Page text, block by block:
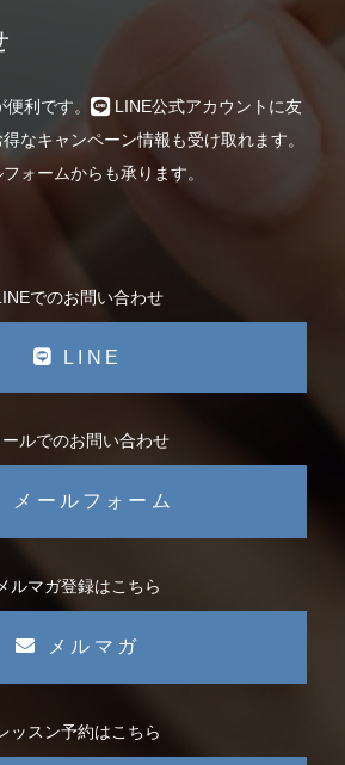
利です。
LINE公式アカウントに友
なキャンペーン情報も受け取れます。
ォームからも承ります。
でのお問い合わせ
LINE
ールでのお問い合わせ
メールフォーム
ルマガ登録はこちら
メルマガ
ッスン予約はこちら